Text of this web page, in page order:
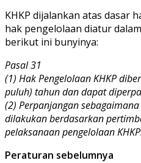
KHKP dijalankan atas dasar
hak pengelolaan diatur
berikut ini bunyinya:
Pasal 31
(1) Hak Pengelolaan KHKP
puluh) tahun dan dapat
(2) Perpanjangan
dilakukan berdasarkan
pelaksanaan pengelolaan
Peraturan sebelumnya